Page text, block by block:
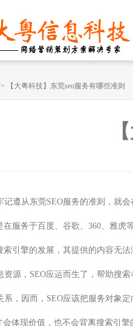
> 【大粤科技】东莞seo服务有哪些准则
记遵从东莞SEO服务的准则，就
在服务于百度、谷歌、360、雅虎
索引擎的发展，其提供的内容无
资源，SEO应运而生了，帮助搜
系，因而，SEO应该把服务对象
会体现价值，也不会背离搜索引擎